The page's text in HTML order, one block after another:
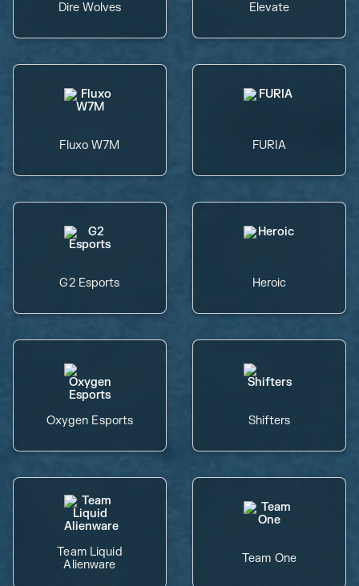
Dire Wolves Elevate
Fluxo W7M FURIA
G2 Esports Heroic
Oxygen Esports Shifters
Team Liquid
Alienware
Team One